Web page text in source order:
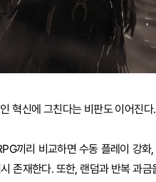
혁신에 그친다는 비판도 이어진다.
끼리 비교하면 수동 플레이 강화
존재한다. 또한, 랜덤과 반복 과